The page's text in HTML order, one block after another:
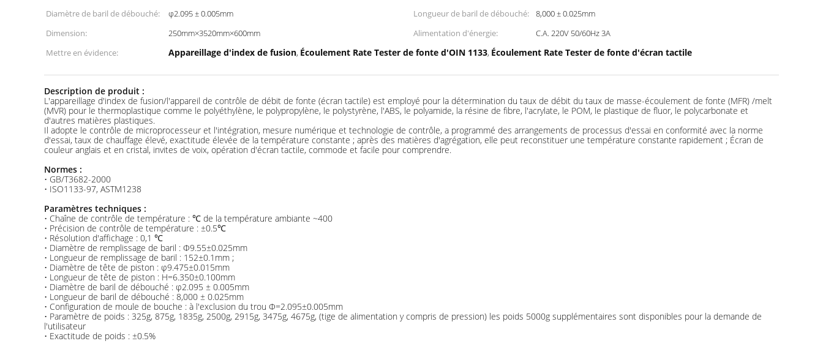
Diamètre de baril de débouché:
φ2.095 ± 0.005mm Longueur de baril de débouché:
8,000 ± 0.025mm
Dimension:
250mm×3520mm×600mm Alimentation d'énergie:
C.A. 220V 50/60Hz 3A
Mettre en évidence:
Appareillage d'index de fusion, Écoulement Rate Tester de fonte d'OIN 1133, Écoulement Rate Tester de fonte d'écran tactile
Description de produit :
L'appareillage d'index de fusion/l'appareil de contrôle de débit de fonte (écran tactile) est employé pour la détermination du taux de débit du taux de masse-écoulement de fonte (MFR) /melt
(MVR) pour le thermoplastique comme le polyéthylène, le polypropylène, le polystyrène, l'ABS, le polyamide, la résine de fibre, l'acrylate, le POM, le plastique de fluor, le polycarbonate et
d'autres matières plastiques.
Il adopte le contrôle de microprocesseur et l'intégration, mesure numérique et technologie de contrôle, a programmé des arrangements de processus d'essai en conformité avec la norme
d'essai, taux de chauffage élevé, exactitude élevée de la température constante ; après des matières d'agrégation, elle peut reconstituer une température constante rapidement ; Écran de
couleur anglais et en cristal, invites de voix, opération d'écran tactile, commode et facile pour comprendre.
Normes :
• GB/T3682-2000
• ISO1133-97, ASTM1238
Paramètres techniques :
• Chaîne de contrôle de température : ℃ de la température ambiante ~400
• Précision de contrôle de température : ±0.5℃
• Résolution d'affichage : 0,1 ℃
• Diamètre de remplissage de baril : Φ9.55±0.025mm
• Longueur de remplissage de baril : 152±0.1mm ;
• Diamètre de tête de piston : φ9.475±0.015mm
• Longueur de tête de piston : H=6.350±0.100mm
• Diamètre de baril de débouché : φ2.095 ± 0.005mm
• Longueur de baril de débouché : 8,000 ± 0.025mm
• Configuration de moule de bouche : à l'exclusion du trou Φ=2.095±0.005mm
• Paramètre de poids : 325g, 875g, 1835g, 2500g, 2915g, 3475g, 4675g, (tige de alimentation y compris de pression) les poids 5000g supplémentaires sont disponibles pour la demande de
l'utilisateur
• Exactitude de poids : ±0.5%